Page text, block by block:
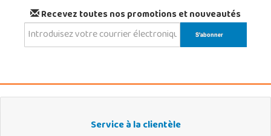
Recevez toutes nos promotions et nouveautés
Service à la clientèle